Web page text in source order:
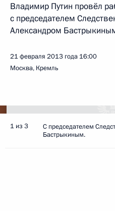
Владимир Путин провёл
с председателем
Александром
21 февраля 2013 года 16:00
Москва, Кремль
1 из 3
С председателем
Бастрыкиным.